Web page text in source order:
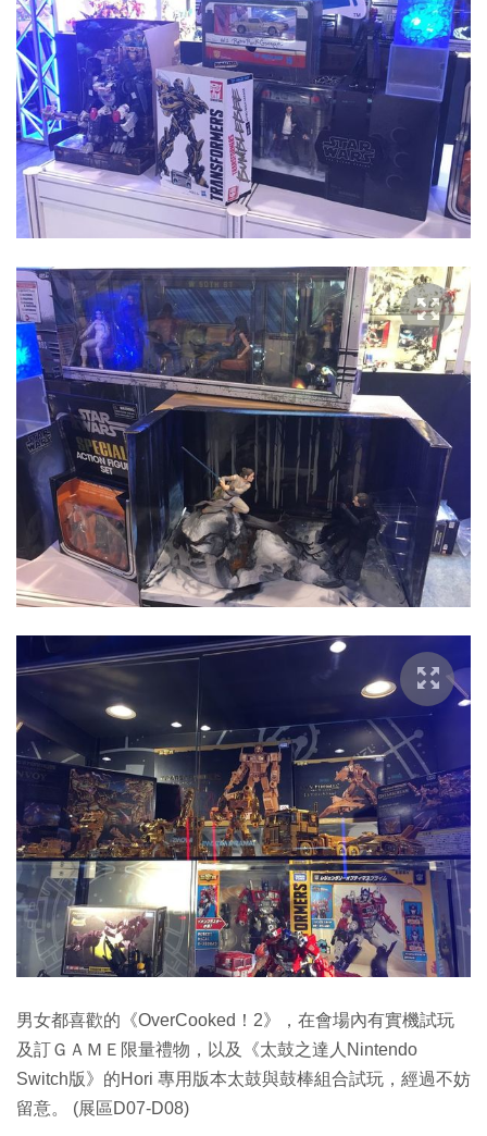
男女都喜歡的《OverCooked！2》，在會場內有實機試玩
及訂ＧＡＭＥ限量禮物，以及《太鼓之達人Nintendo
Switch版》的Hori 專用版本太鼓與鼓棒組合試玩，經過不妨
留意。 (展區D07-D08)